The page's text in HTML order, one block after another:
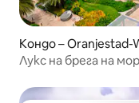
Кондо – Oranjestad-
Лукс на брега на